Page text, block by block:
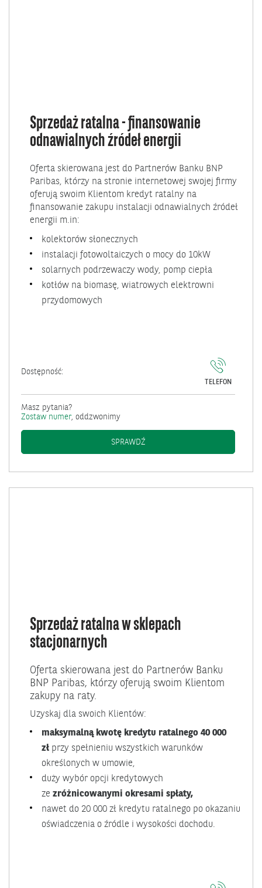
Sprzedaż ratalna - finansowanie
odnawialnych źródeł energii
Oferta skierowana jest do Partnerów Banku BNP
Paribas, którzy na stronie internetowej swojej firmy
oferują swoim Klientom kredyt ratalny na
finansowanie zakupu instalacji odnawialnych źródeł
energii m.in:
kolektorów słonecznych
instalacji fotowoltaiczych o mocy do 10kW
solarnych podrzewaczy wody, pomp ciepła
kotłów na biomasę, wiatrowych elektrowni
przydomowych
Dostępność:
TELEFON
Masz pytania?
Zostaw numer, oddzwonimy
SPRAWDŹSPRZEDAŻ RATALNA -
Sprzedaż ratalna w sklepach
stacjonarnych
Oferta skierowana jest do Partnerów Banku
BNP Paribas, którzy oferują swoim Klientom
zakupy na raty.
Uzyskaj dla swoich Klientów:
maksymalną kwotę kredytu ratalnego 40 000
zł przy spełnieniu wszystkich warunków
określonych w umowie,
duży wybór opcji kredytowych
ze zróżnicowanymi okresami spłaty,
nawet do 20 000 zł kredytu ratalnego po okazaniu
oświadczenia o źródle i wysokości dochodu.